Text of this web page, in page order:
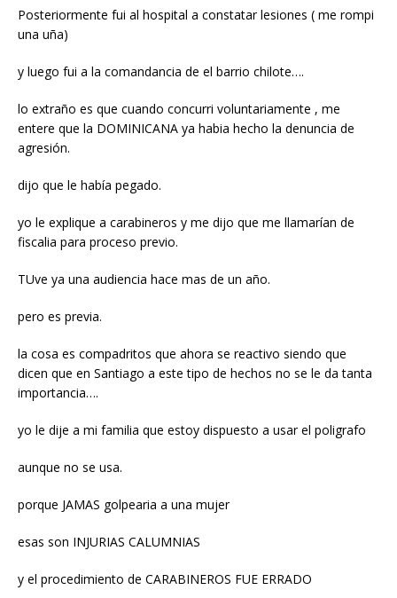
Posteriormente fui al hospital a constatar lesiones ( me rompi
una uña)
y luego fui a la comandancia de el barrio chilote….
lo extraño es que cuando concurri voluntariamente , me
entere que la DOMINICANA ya habia hecho la denuncia de
agresión.
dijo que le había pegado.
yo le explique a carabineros y me dijo que me llamarían de
fiscalia para proceso previo.
TUve ya una audiencia hace mas de un año.
pero es previa.
la cosa es compadritos que ahora se reactivo siendo que
dicen que en Santiago a este tipo de hechos no se le da tanta
importancia….
yo le dije a mi familia que estoy dispuesto a usar el poligrafo
aunque no se usa.
porque JAMAS golpearia a una mujer
esas son INJURIAS CALUMNIAS
y el procedimiento de CARABINEROS FUE ERRADO